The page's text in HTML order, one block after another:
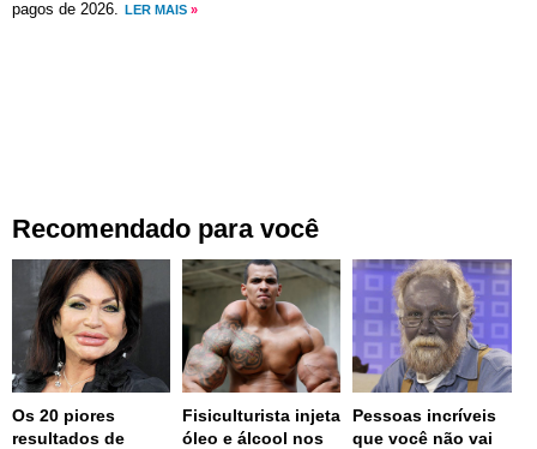
pagos de 2026.
LER MAIS »
Recomendado para você
Os 20 piores
resultados de
Fisiculturista injeta
óleo e álcool nos
Pessoas incríveis
que você não vai